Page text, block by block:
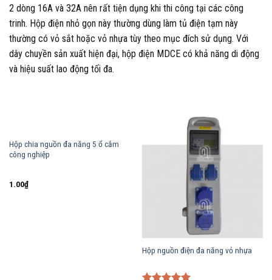
2 dòng 16A và 32A nên rất tiện dụng khi thi công tại các công
trinh. Hộp điện nhỏ gọn này thường dùng làm tủ điện tạm này
thường có vỏ sắt hoặc vỏ nhựa tùy theo mục đích sử dụng. Với
dây chuyền sản xuất hiện đại, hộp điện MDCE có khả năng di động
và hiệu suất lao động tối đa.
Hộp chia nguồn đa năng 5 ổ cắm
công nghiệp
1.00₫
Hộp nguồn điện đa năng vỏ nhựa